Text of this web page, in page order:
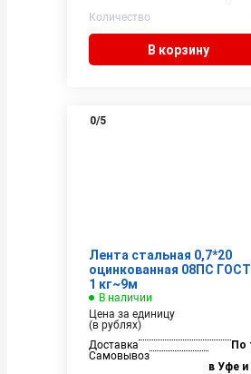
Количество
В корзину
0/5
Лента стальная 0,7*20
оцинкованная 08ПС
1 кг~9м
В наличии
Цена за единицу
(в рублях)
Доставка
По
Самовывоз
в Уфе